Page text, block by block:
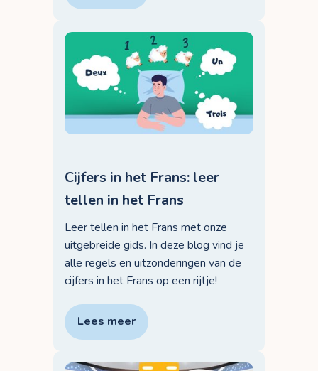
Cijfers in het Frans: leer
tellen in het Frans
Leer tellen in het Frans met onze
uitgebreide gids. In deze blog vind je
alle regels en uitzonderingen van de
cijfers in het Frans op een rijtje!
Lees meer